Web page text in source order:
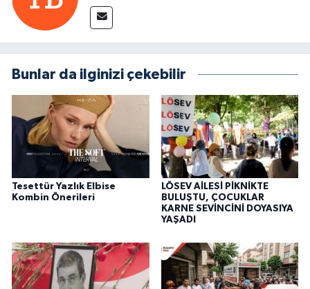
Bunlar da ilginizi çekebilir
Tesettür Yazlık Elbise
Kombin Önerileri
LÖSEV AİLESİ PİKNİKTE
BULUŞTU, ÇOCUKLAR
KARNE SEVİNCİNİ DOYASIYA
YAŞADI